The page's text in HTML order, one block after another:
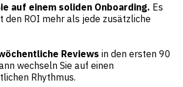
auf einem soliden Onboarding. Es
den ROI mehr als jede zusätzliche
Reviews in den ersten 90
wechseln Sie auf einen
Rhythmus.